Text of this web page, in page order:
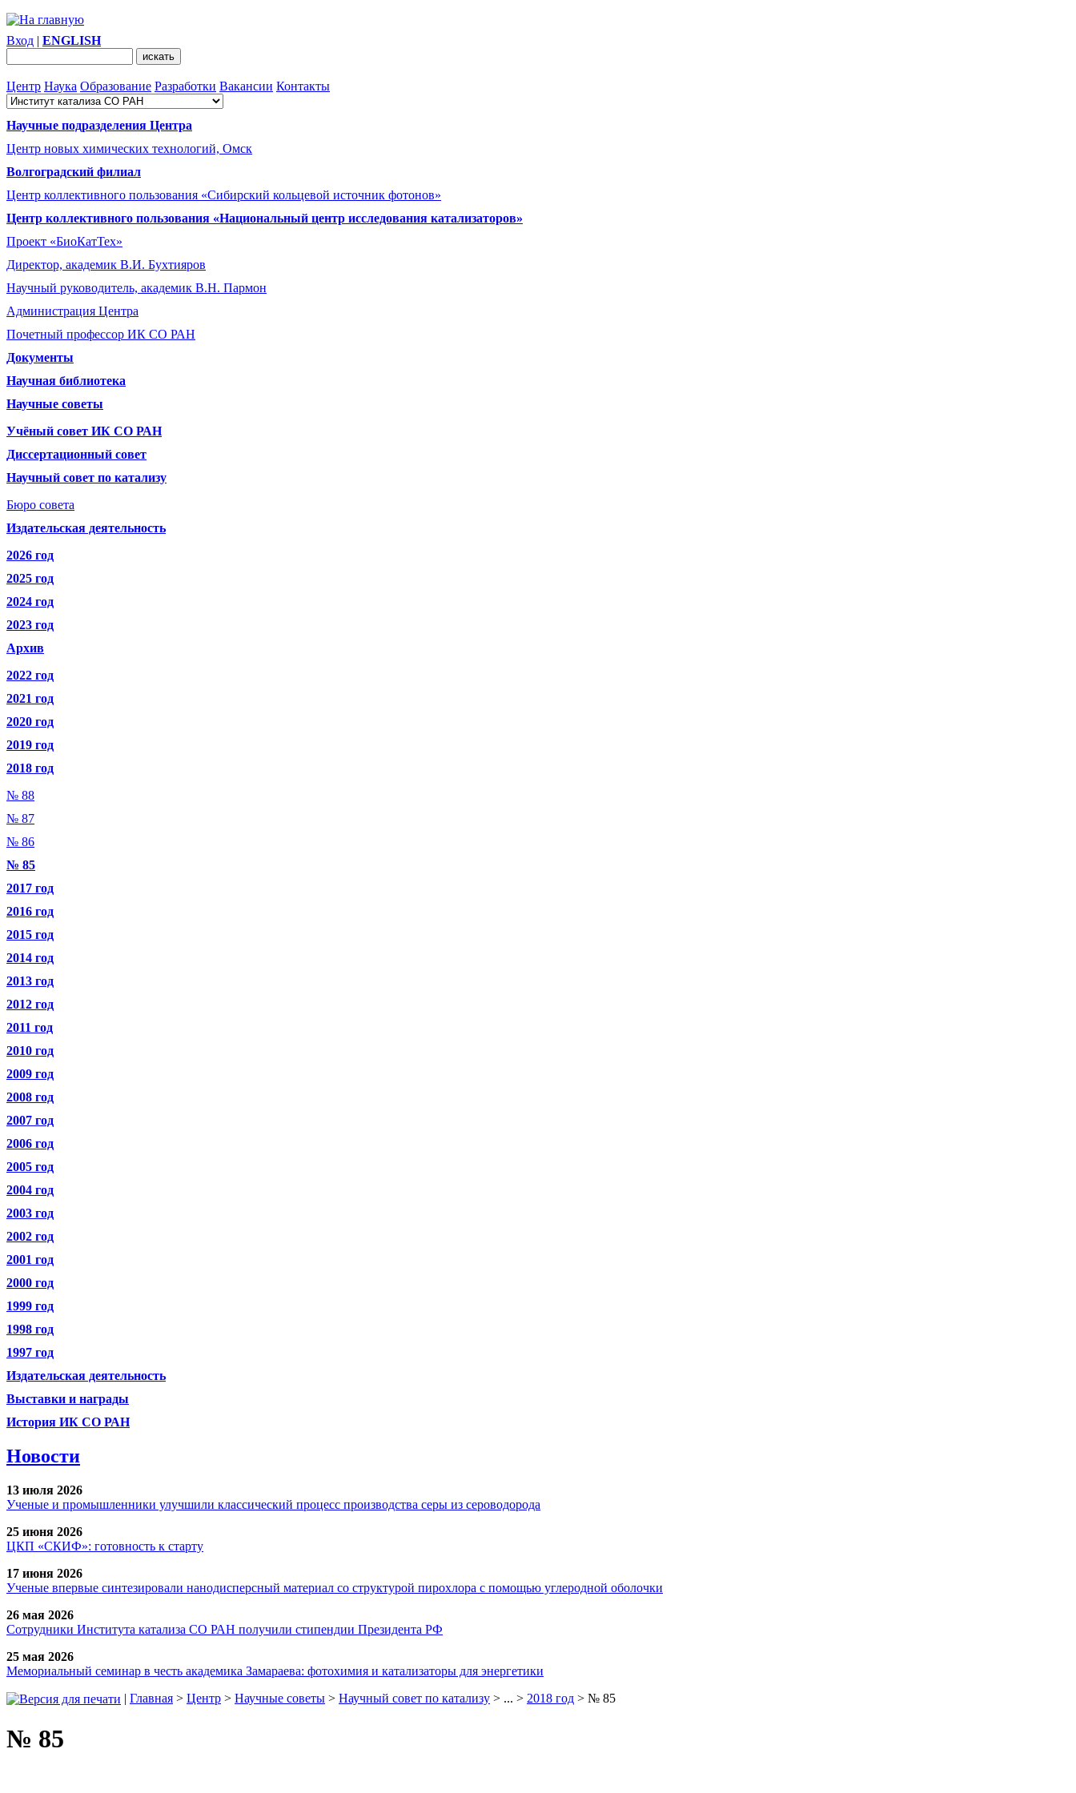
Вход | ENGLISH
Центр Наука Образование Разработки Вакансии Контакты
Научные подразделения Центра
Центр новых химических технологий, Омск
Волгоградский филиал
Центр коллективного пользования «Сибирский кольцевой источник фотонов»
Центр коллективного пользования «Национальный центр исследования катализаторов»
Проект «БиоКатТех»
Директор, академик В.И. Бухтияров
Научный руководитель, академик В.Н. Пармон
Администрация Центра
Почетный профессор ИК СО РАН
Документы
Научная библиотека
Научные советы
Учёный совет ИК СО РАН
Диссертационный совет
Научный совет по катализу
Бюро совета
Издательская деятельность
2026 год
2025 год
2024 год
2023 год
Архив
2022 год
2021 год
2020 год
2019 год
2018 год
№ 88
№ 87
№ 86
№ 85
2017 год
2016 год
2015 год
2014 год
2013 год
2012 год
2011 год
2010 год
2009 год
2008 год
2007 год
2006 год
2005 год
2004 год
2003 год
2002 год
2001 год
2000 год
1999 год
1998 год
1997 год
Издательская деятельность
Выставки и награды
История ИК СО РАН
Новости
13 июля 2026
Ученые и промышленники улучшили классический процесс производства серы из сероводорода
25 июня 2026
ЦКП «СКИФ»: готовность к старту
17 июня 2026
Ученые впервые синтезировали нанодисперсный материал со структурой пирохлора с помощью углеродной оболочки
26 мая 2026
Сотрудники Института катализа СО РАН получили стипендии Президента РФ
25 мая 2026
Мемориальный семинар в честь академика Замараева: фотохимия и катализаторы для энергетики
| Главная > Центр > Научные советы > Научный совет по катализу > ... > 2018 год > № 85
№ 85